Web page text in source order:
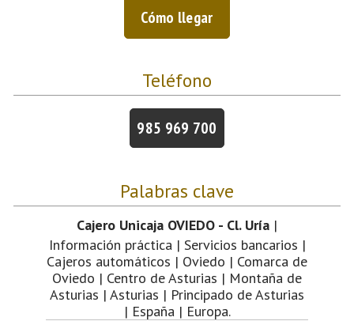
Cómo llegar
Teléfono
985 969 700
Palabras clave
Cajero Unicaja OVIEDO - Cl. Uría |
Información práctica | Servicios bancarios |
Cajeros automáticos | Oviedo | Comarca de
Oviedo | Centro de Asturias | Montaña de
Asturias | Asturias | Principado de Asturias
| España | Europa.